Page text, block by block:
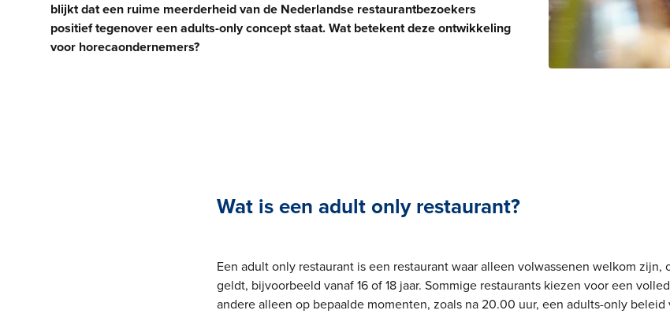
blijkt dat een ruime meerderheid van de Nederlandse restaurantbezoekers
positief tegenover een adults-only concept staat. Wat betekent deze ontwikkeling
voor horecaondernemers?
Wat is een adult only restaurant?
Een adult only restaurant is een restaurant waar alleen volwassenen welkom
geldt, bijvoorbeeld vanaf 16 of 18 jaar. Sommige restaurants kiezen voor een
andere alleen op bepaalde momenten, zoals na 20.00 uur, een adults-only beleid